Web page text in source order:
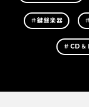
＃鍵盤楽器
＃CD＆